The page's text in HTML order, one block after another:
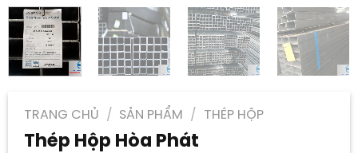
TRANG CHỦ / SẢN PHẨM / THÉP HỘP
Thép Hộp Hòa Phát